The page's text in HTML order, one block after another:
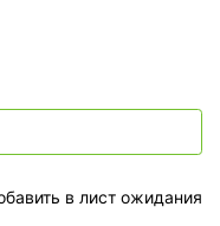
в лист ожидания